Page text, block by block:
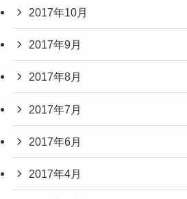
2017年10月
2017年9月
2017年8月
2017年7月
2017年6月
2017年4月